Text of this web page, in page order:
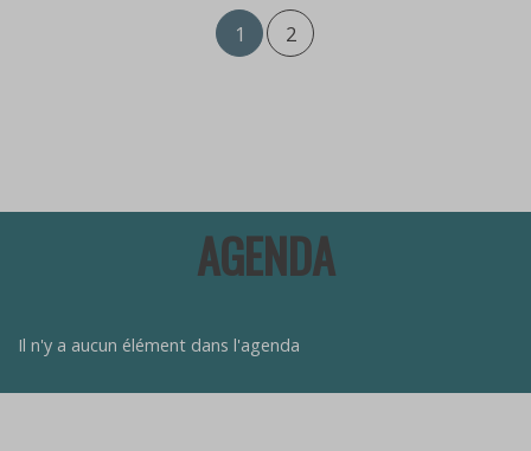
1 2
AGENDA
Il n'y a aucun élément dans l'agenda